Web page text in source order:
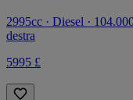
2995cc · Diesel ·
destra
5995 £